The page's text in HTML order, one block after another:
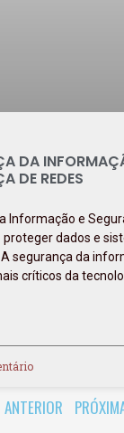
DA
DE REDES
Informação e
proteger dados e
segurança da
críticos da
ANTERIOR